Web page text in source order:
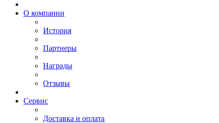
О компании
История
Партнеры
Награды
Отзывы
Сервис
Доставка и оплата